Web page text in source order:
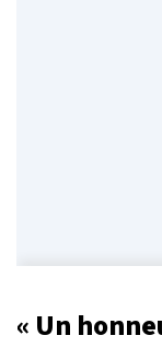
« Un